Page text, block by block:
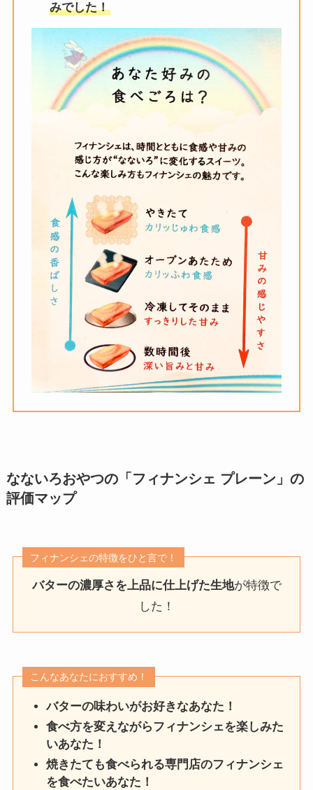
みでした！
なないろおやつの「フィナンシェ プレーン」 の
評価マップ
フィナンシェの特徴をひと言で！
バターの濃厚さを上品に仕上げた生地が特徴で
した！
こんなあなたにおすすめ！
バターの味わいがお好きなあなた！
食べ方を変えながらフィナンシェを楽しみた
いあなた！
焼きたても食べられる専門店のフィナンシェ
を食べたいあなた！